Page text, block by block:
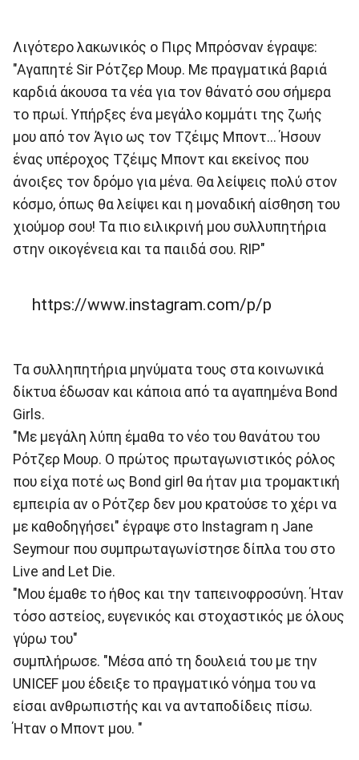
Λιγότερο λακωνικός ο Πιρς Μπρόσναν έγραψε:
"Αγαπητέ Sir Ρότζερ Μουρ. Με πραγματικά βαριά
καρδιά άκουσα τα νέα για τον θάνατό σου σήμερα
το πρωί. Υπήρξες ένα μεγάλο κομμάτι της ζωής
μου από τον Άγιο ως τον Τζέιμς Μποντ... Ήσουν
ένας υπέροχος Τζέιμς Μποντ και εκείνος που
άνοιξες τον δρόμο για μένα. Θα λείψεις πολύ στον
κόσμο, όπως θα λείψει και η μοναδική αίσθηση του
χιούμορ σου! Τα πιο ειλικρινή μου συλλυπητήρια
στην οικογένεια και τα παιιδά σου. RIP"
https://www.instagram.com/p/p
Τα συλληπητήρια μηνύματα τους στα κοινωνικά
δίκτυα έδωσαν και κάποια από τα αγαπημένα Bond
Girls.
"Με μεγάλη λύπη έμαθα το νέο του θανάτου του
Ρότζερ Μουρ. Ο πρώτος πρωταγωνιστικός ρόλος
που είχα ποτέ ως Bond girl θα ήταν μια τρομακτική
εμπειρία αν ο Ρότζερ δεν μου κρατούσε το χέρι να
με καθοδηγήσει" έγραψε στο Instagram η Jane
Seymour που συμπρωταγωνίστησε δίπλα του στο
Live and Let Die.
"Μου έμαθε το ήθος και την ταπεινοφροσύνη. Ήταν
τόσο αστείος, ευγενικός και στοχαστικός με όλους
γύρω του"
συμπλήρωσε. "Μέσα από τη δουλειά του με την
UNICEF μου έδειξε το πραγματικό νόημα του να
είσαι ανθρωπιστής και να ανταποδίδεις πίσω.
Ήταν ο Μποντ μου. "